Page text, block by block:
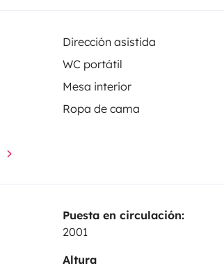
Dirección asistida
WC portátil
Mesa interior
Ropa de cama
Puesta en circulación:
2001
Altura